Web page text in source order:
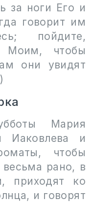
за ноги Его и
говорит им
пойдите,
Моим, чтобы
они увидят
Мария
Иаковлева и
чтобы
рано, в
приходят ко
и говорят